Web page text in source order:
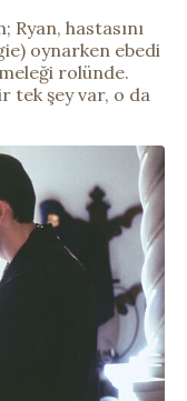
Ryan, hastasını
oynarken ebedi
rolünde.
tek şey var, o da